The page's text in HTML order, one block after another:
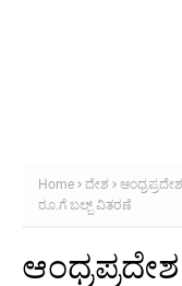
Home ದೇಶ
ರೂ.ಗೆ ಬಲ್ಬ್‌ ವಿತರಣೆ